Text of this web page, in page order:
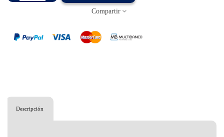
Compartir
Descripción